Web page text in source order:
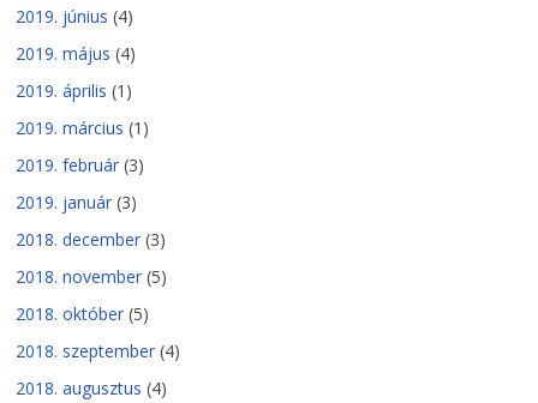
2019. június (4)
2019. május (4)
2019. április (1)
2019. március (1)
2019. február (3)
2019. január (3)
2018. december (3)
2018. november (5)
2018. október (5)
2018. szeptember (4)
2018. augusztus (4)